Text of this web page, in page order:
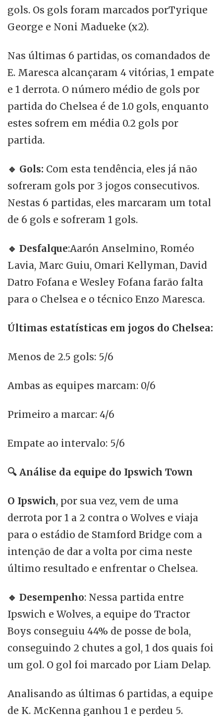
gols. Os gols foram marcados porTyrique
George e Noni Madueke (x2).
Nas últimas 6 partidas, os comandados de
E. Maresca alcançaram 4 vitórias, 1 empate
e 1 derrota. O número médio de gols por
partida do Chelsea é de 1.0 gols, enquanto
estes sofrem em média 0.2 gols por
partida.
🔹 Gols: Com esta tendência, eles já não
sofreram gols por 3 jogos consecutivos.
Nestas 6 partidas, eles marcaram um total
de 6 gols e sofreram 1 gols.
🔹 Desfalque:Aarón Anselmino, Roméo
Lavia, Marc Guiu, Omari Kellyman, David
Datro Fofana e Wesley Fofana farão falta
para o Chelsea e o técnico Enzo Maresca.
Últimas estatísticas em jogos do Chelsea:
Menos de 2.5 gols: 5/6
Ambas as equipes marcam: 0/6
Primeiro a marcar: 4/6
Empate ao intervalo: 5/6
🔍 Análise da equipe do Ipswich Town
O Ipswich, por sua vez, vem de uma
derrota por 1 a 2 contra o Wolves e viaja
para o estádio de Stamford Bridge com a
intenção de dar a volta por cima neste
último resultado e enfrentar o Chelsea.
🔹 Desempenho: Nessa partida entre
Ipswich e Wolves, a equipe do Tractor
Boys conseguiu 44% de posse de bola,
conseguindo 2 chutes a gol, 1 dos quais foi
um gol. O gol foi marcado por Liam Delap.
Analisando as últimas 6 partidas, a equipe
de K. McKenna ganhou 1 e perdeu 5.